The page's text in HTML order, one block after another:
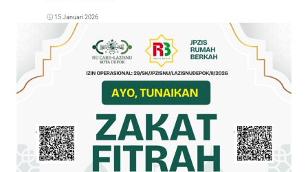
15 Januari 2026